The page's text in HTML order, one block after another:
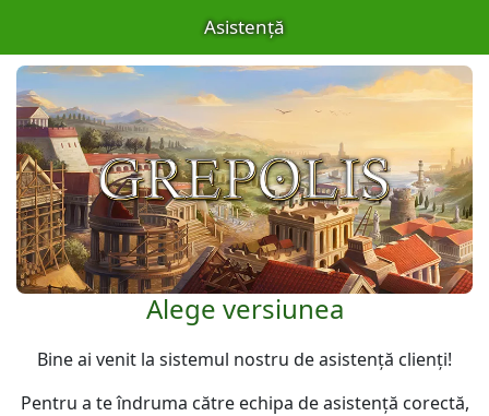
Asistență
Alege versiunea
Bine ai venit la sistemul nostru de asistență clienți!
Pentru a te îndruma către echipa de asistență corectă,